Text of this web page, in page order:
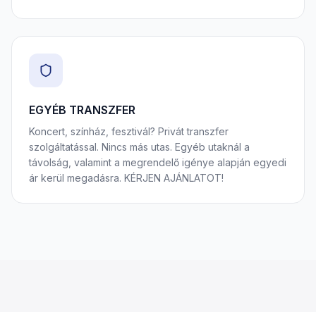
EGYÉB TRANSZFER
Koncert, színház, fesztivál? Privát transzfer
szolgáltatással. Nincs más utas. Egyéb utaknál a
távolság, valamint a megrendelő igénye alapján egyedi
ár kerül megadásra. KÉRJEN AJÁNLATOT!